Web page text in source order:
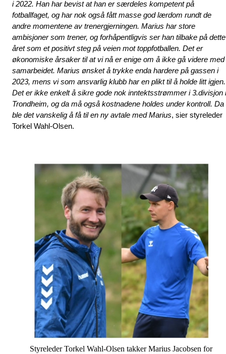
i 2022. Han har bevist at han er særdeles kompetent på
fotballfaget, og har nok også fått masse god lærdom rundt de
andre momentene av trenergjerningen. Marius har store
ambisjoner som trener, og forhåpentligvis ser han tilbake på dette
året som et positivt steg på veien mot toppfotballen. Det er
økonomiske årsaker til at vi nå er enige om å ikke gå videre med
samarbeidet. Marius ønsket å trykke enda hardere på gassen i
2023, mens vi som ansvarlig klubb har en plikt til å holde litt igjen.
Det er ikke enkelt å sikre gode nok inntektsstrømmer i 3.divisjon i
Trondheim, og da må også kostnadene holdes under kontroll. Da
ble det vanskelig å få til en ny avtale med Marius, sier styreleder
Torkel Wahl-Olsen.
Styreleder Torkel Wahl-Olsen takker Marius Jacobsen for